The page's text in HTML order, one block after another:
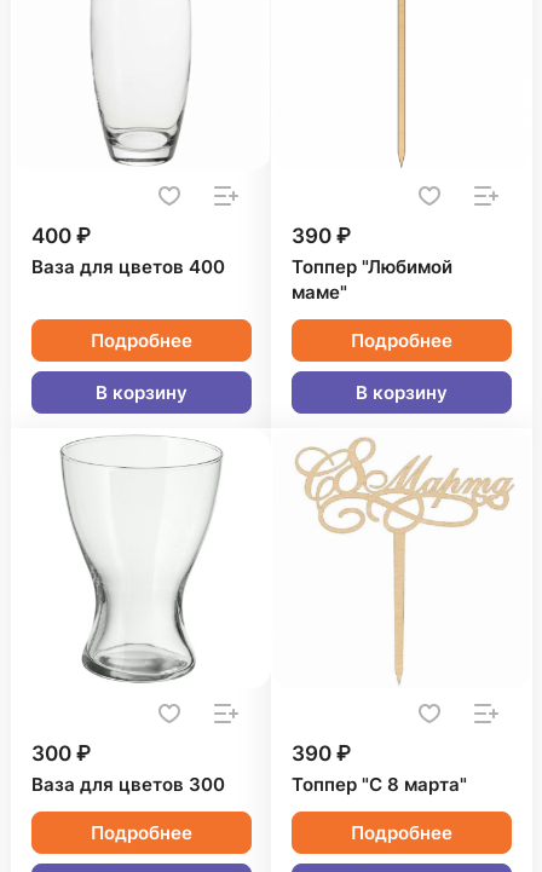
400 ₽
Ваза для цветов 400
Подробнее
В корзину
390 ₽
Топпер "Любимой
маме"
Подробнее
В корзину
300 ₽
Ваза для цветов 300
Подробнее
390 ₽
Топпер "С 8 марта"
Подробнее